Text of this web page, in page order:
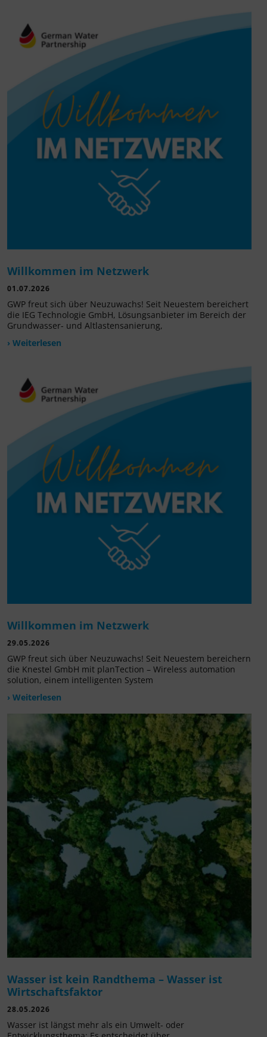
Willkommen im Netzwerk
01.07.2026
GWP freut sich über Neuzuwachs! Seit Neuestem bereichert
die IEG Technologie GmbH, Lösungsanbieter im Bereich der
Grundwasser- und Altlastensanierung,
› Weiterlesen
Willkommen im Netzwerk
29.05.2026
GWP freut sich über Neuzuwachs! Seit Neuestem bereichern
die Knestel GmbH mit planTection – Wireless automation
solution, einem intelligenten System
› Weiterlesen
Wasser ist kein Randthema – Wasser ist
Wirtschaftsfaktor
28.05.2026
Wasser ist längst mehr als ein Umwelt- oder